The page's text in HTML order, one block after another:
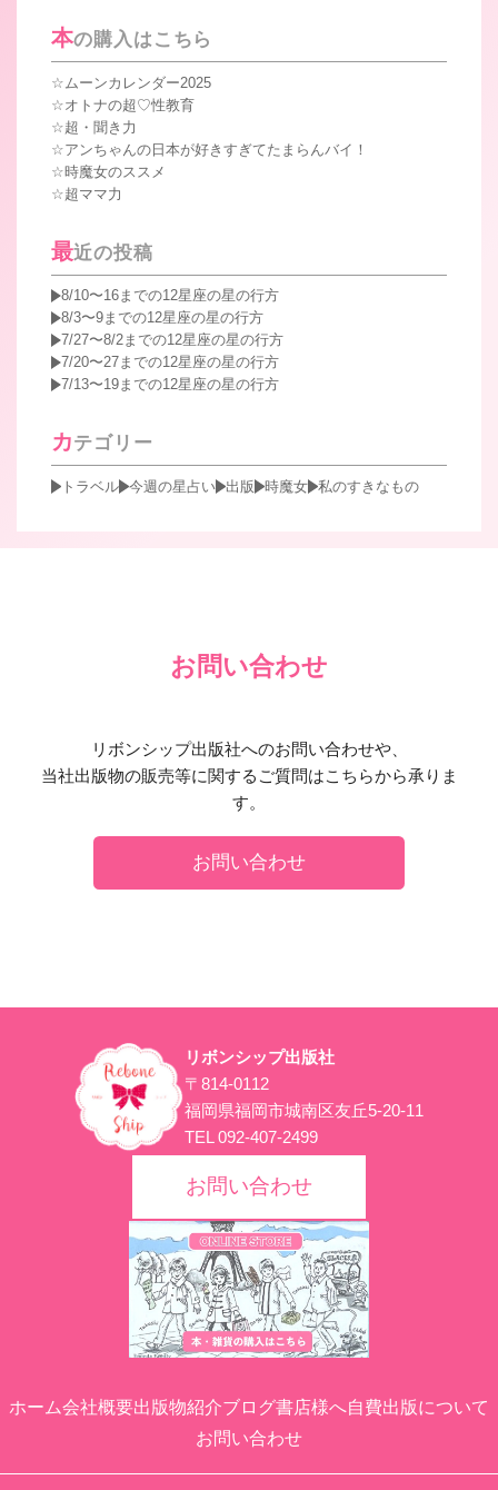
本の購入はこちら
ムーンカレンダー2025
オトナの超♡性教育
超・聞き力
アンちゃんの日本が好きすぎてたまらんバイ！
時魔女のススメ
超ママ力
最近の投稿
8/10〜16までの12星座の星の行方
8/3〜9までの12星座の星の行方
7/27〜8/2までの12星座の星の行方
7/20〜27までの12星座の星の行方
7/13〜19までの12星座の星の行方
カテゴリー
トラベル 今週の星占い 出版 時魔女 私のすきなもの
お問い合わせ
リボンシップ出版社へのお問い合わせや、
当社出版物の販売等に関するご質問はこちらから承りま
す。
お問い合わせ
リボンシップ出版社
〒814-0112
福岡県福岡市城南区友丘5-20-11
TEL 092-407-2499
お問い合わせ
ホーム会社概要出版物紹介ブログ書店様へ自費出版について
お問い合わせ